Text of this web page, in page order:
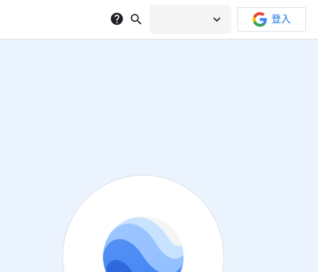
help search expand_more 登入